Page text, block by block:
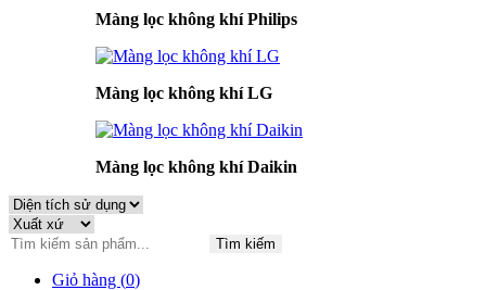
Màng lọc không khí Philips
Màng lọc không khí LG
Màng lọc không khí Daikin
Tìm kiếm
Giỏ hàng (0)